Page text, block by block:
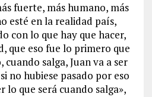
fuerte, más humano, más
esté en la realidad país,
con lo que hay que hacer,
que eso fue lo primero que
salga, Juan va a ser
no hubiese pasado por eso
lo que será cuando salga»,